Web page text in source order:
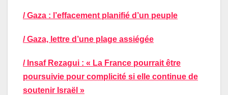
/ Gaza : l’effacement planifié d’un peuple
/ Gaza, lettre d’une plage assiégée
/ Insaf Rezagui : « La France pourrait être
poursuivie pour complicité si elle continue de
soutenir Israël »